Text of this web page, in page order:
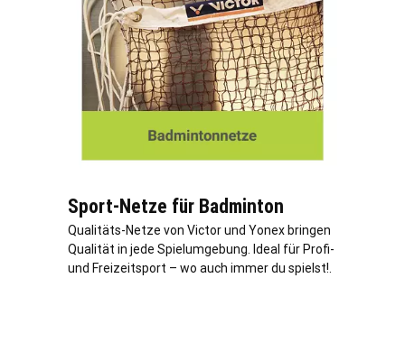
Sport-Netze für Badminton
Qualitäts-Netze von Victor und Yonex bringen
Qualität in jede Spielumgebung. Ideal für Profi-
und Freizeitsport – wo auch immer du spielst!.